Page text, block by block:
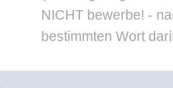
NICHT bewerbe! -
bestimmten Wort